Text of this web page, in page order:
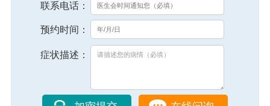
联系电话：
预约时间：
症状描述：